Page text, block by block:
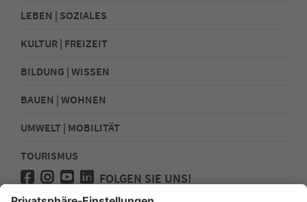
LEBEN | SOZIALES
KULTUR | FREIZEIT
BILDUNG | WISSEN
BAUEN | WOHNEN
UMWELT | MOBILITÄT
TOURISMUS
FOLGEN SIE UNS!